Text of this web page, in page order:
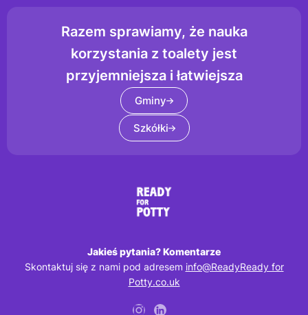
Razem sprawiamy, że nauka
korzystania z toalety jest
przyjemniejsza i łatwiejsza
Gminy
Szkółki
Jakieś pytania? Komentarze
Skontaktuj się z nami pod adresem info@ReadyReady for
Potty.co.uk